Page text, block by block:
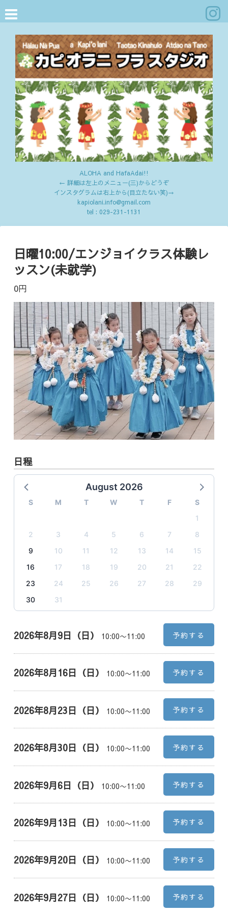
ALOHA and HafaAdai!!
← 詳細は左上のメニュー(三)からどうぞ
インスタグラムは右上から(目立たない笑)→
kapiolani.info@gmail.com
tel : 029-231-1131
日曜10:00/エンジョイクラス体験レ
ッスン(未就学)
0円
日程
August 2026
S M T W T F
S
1
2
3 4 5 6 7
8
9
10 11 12 13 14
15
16
17 18 19 20 21
22
23
24 25 26 27 28
29
30
31
2026年8月9日（日） 10:00〜11:00 予約する
2026年8月16日（日） 10:00〜11:00 予約する
2026年8月23日（日） 10:00〜11:00 予約する
2026年8月30日（日） 10:00〜11:00 予約する
2026年9月6日（日） 10:00〜11:00 予約する
2026年9月13日（日） 10:00〜11:00 予約する
2026年9月20日（日） 10:00〜11:00 予約する
2026年9月27日（日） 10:00〜11:00 予約する